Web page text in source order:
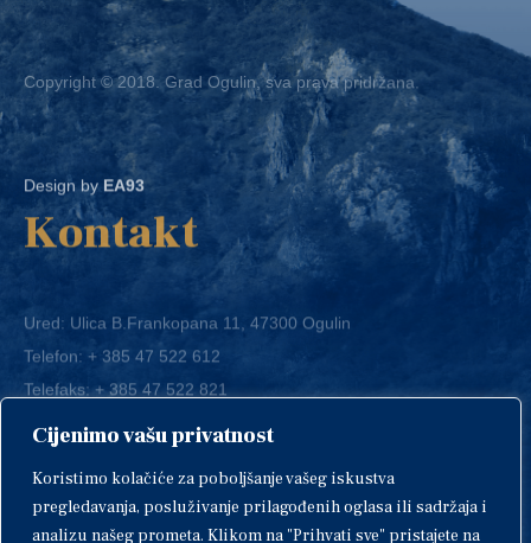
Cijenimo vašu privatnost
Koristimo kolačiće za poboljšanje vašeg iskustva
pregledavanja, posluživanje prilagođenih oglasa ili sadržaja i
analizu našeg prometa. Klikom na "Prihvati sve" pristajete na
Copyright © 2018. Grad Ogulin, sva prava pridržana.
Design by EA93
Kontakt
Telefon:+ 385 47 522 612
Telefaks:+ 385 47 522 821
E-mail:grad-ogulin@ogulin.hr
IBAN: HR1424020061829700009